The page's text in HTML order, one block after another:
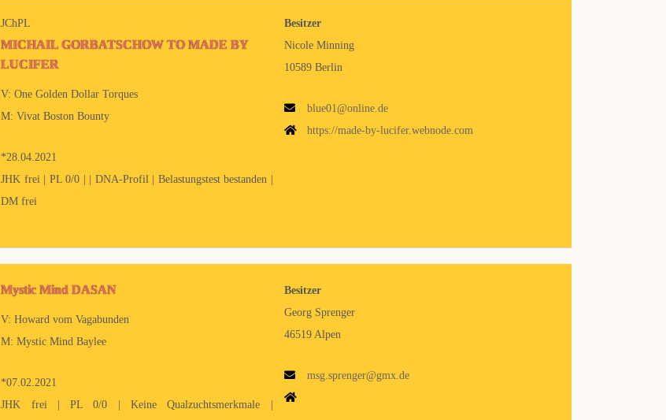
JChPL
MICHAIL GORBATSCHOW TO MADE BY
LUCIFER
V: One Golden Dollar Torques
M: Vivat Boston Bounty
*28.04.2021
JHK frei | PL 0/0 | | DNA-Profil | Belastungstest bestanden |
DM frei
Besitzer
Nicole Minning
10589 Berlin
blue01@online.de
https://made-by-lucifer.webnode.com
Mystic Mind DASAN
V: Howard vom Vagabunden
M: Mystic Mind Baylee
*07.02.2021
JHK frei | PL 0/0 | Keine Qualzuchtsmerkmale |
Besitzer
Georg Sprenger
46519 Alpen
msg.sprenger@gmx.de